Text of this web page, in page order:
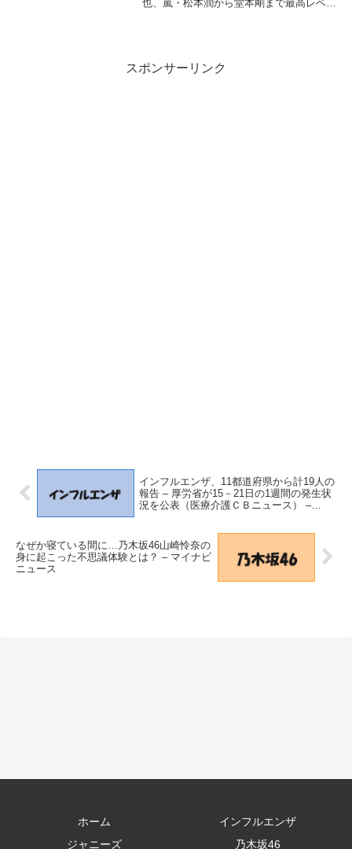
也、嵐・松本潤から堂本剛まで最高レベル
スポンサーリンク
インフルエンザ、11都道府県から計19人の
報告 – 厚労省が15－21日の1週間の発生状
況を公表（医療介護ＣＢニュース） –
なぜか寝ている間に…乃木坂46山崎怜奈の
身に起こった不思議体験とは？ – マイナビ
ニュース
ホーム
インフルエンザ
ジャニーズ
乃木坂46